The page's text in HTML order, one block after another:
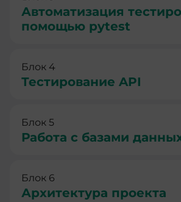
Автоматизация
помощью pytest
Блок 4
Тестирование API
Блок 5
Работа с базами
Блок 6
Архитектура проекта